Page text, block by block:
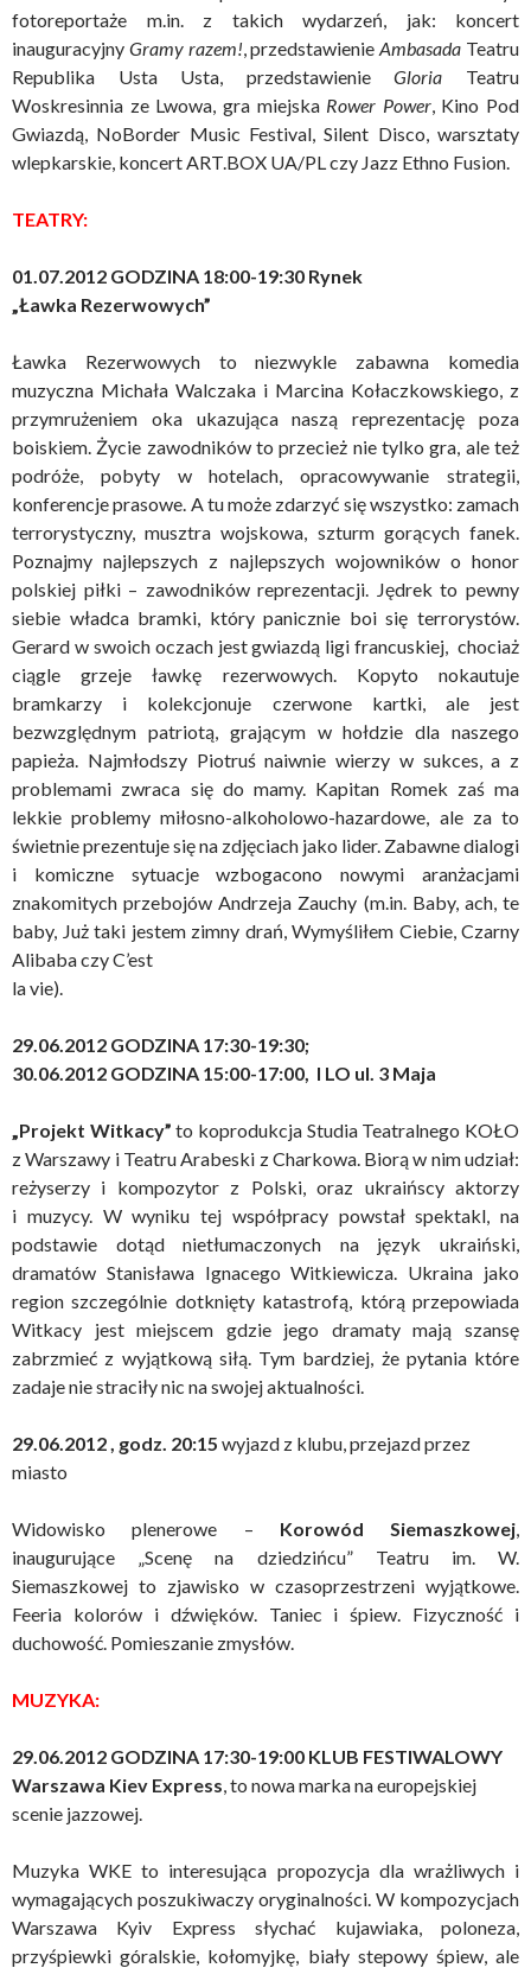
fotoreportaże m.in. z takich wydarzeń, jak: koncert
inauguracyjny Gramy razem! , przedstawienieAmbasada Teatru
Republika Usta Usta, przedstawienieGloria Teatru
Woskresinnia ze Lwowa, gra miejska Rower Power, Kino Pod
Gwiazdą, NoBorder Music Festival, Silent Disco, warsztaty
wlepkarskie, koncert ART.BOX UA/PL czy Jazz Ethno Fusion.
TEATRY:
01.07.2012 GODZINA 18:00-19:30 Rynek
„Ławka Rezerwowych”
Ławka Rezerwowych to niezwykle zabawna komedia
muzyczna Michała Walczaka i Marcina Kołaczkowskiego, z
przymrużeniem oka ukazująca naszą reprezentację poza
boiskiem. Życie zawodników to przecież nie tylko gra, ale też
podróże, pobyty w hotelach, opracowywanie strategii,
konferencje prasowe. A tu może zdarzyć się wszystko: zamach
terrorystyczny, musztra wojskowa, szturm gorących fanek.
Poznajmy najlepszych z najlepszych wojowników o honor
polskiej piłki – zawodników reprezentacji. Jędrek to pewny
siebie władca bramki, który panicznie boi się terrorystów.
Gerard w swoich oczach jest gwiazdą ligi francuskiej, chociaż
ciągle grzeje ławkę rezerwowych. Kopyto nokautuje
bramkarzy i kolekcjonuje czerwone kartki, ale jest
bezwzględnym patriotą, grającym w hołdzie dla naszego
papieża. Najmłodszy Piotruś naiwnie wierzy w sukces, a z
problemami zwraca się do mamy. Kapitan Romek zaś ma
lekkie problemy miłosno-alkoholowo-hazardowe, ale za to
świetnie prezentuje się na zdjęciach jako lider. Zabawne dialogi
i komiczne sytuacje wzbogacono nowymi aranżacjami
znakomitych przebojów Andrzeja Zauchy (m.in. Baby, ach, te
baby, Już taki jestem zimny drań, Wymyśliłem Ciebie, Czarny
Alibaba czy C’est
la vie).
29.06.2012 GODZINA 17:30-19:30;
30.06.2012 GODZINA 15:00-17:00, I LO ul. 3 Maja
„Projekt Witkacy” to koprodukcja Studia Teatralnego KOŁO
z Warszawy i Teatru Arabeski z Charkowa. Biorą w nim udział:
reżyserzy i kompozytor z Polski, oraz ukraińscy aktorzy
i muzycy. W wyniku tej współpracy powstał spektakl, na
podstawie dotąd nietłumaczonych na język ukraiński,
dramatów Stanisława Ignacego Witkiewicza. Ukraina jako
region szczególnie dotknięty katastrofą, którą przepowiada
Witkacy jest miejscem gdzie jego dramaty mają szansę
zabrzmieć z wyjątkową siłą. Tym bardziej, że pytania które
zadaje nie straciły nic na swojej aktualności.
29.06.2012 , godz. 20:15 wyjazd z klubu, przejazd przez
miasto
Widowisko plenerowe – Korowód Siemaszkowej
inaugurujące „Scenę na dziedzińcu” Teatru im. W.
Siemaszkowej to zjawisko w czasoprzestrzeni wyjątkowe.
Feeria kolorów i dźwięków. Taniec i śpiew. Fizyczność i
duchowość. Pomieszanie zmysłów.
MUZYKA:
29.06.2012 GODZINA 17:30-19:00 KLUB FESTIWALOWY
Warszawa Kiev Express , to nowa marka na europejskiej
scenie jazzowej.
Muzyka WKE to interesująca propozycja dla wrażliwych i
wymagających poszukiwaczy oryginalności. W kompozycjach
Warszawa Kyiv Express słychać kujawiaka, poloneza,
przyśpiewki góralskie, kołomyjkę, biały stepowy śpiew, ale